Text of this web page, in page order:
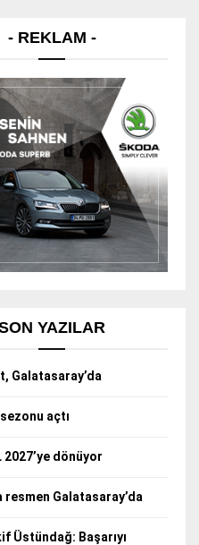
- REKLAM -
YAZILAR
Galatasaray’da
açtı
2027’ye dönüyor
resmen Galatasaray’da
Üstündağ: Başarıyı